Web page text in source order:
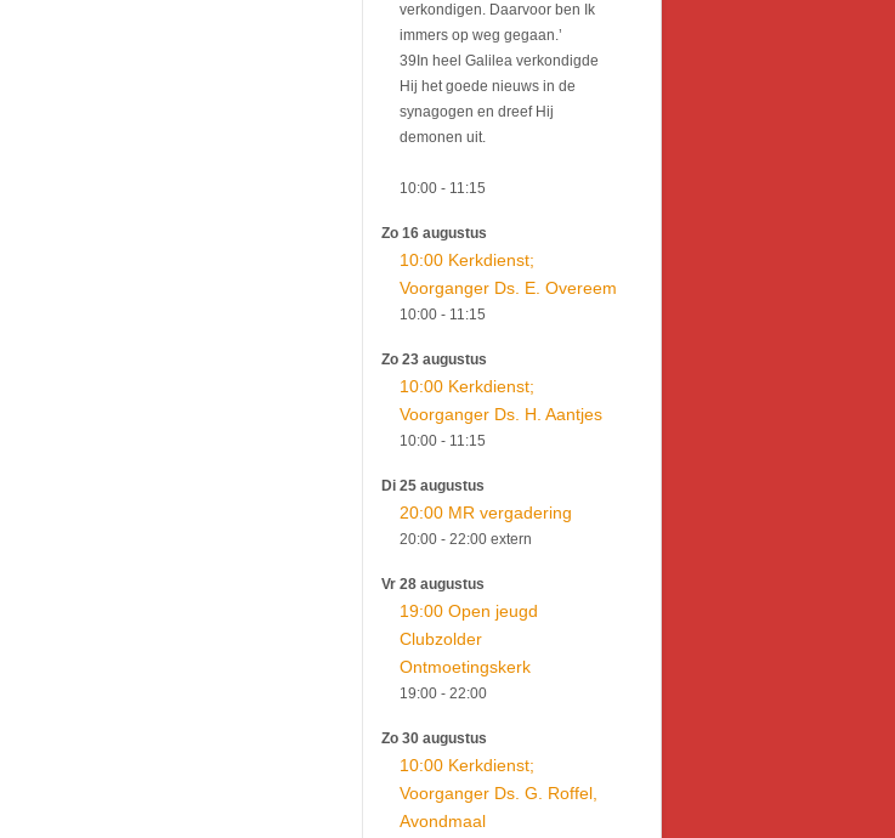
verkondigen. Daarvoor ben Ik
immers op weg gegaan.’
39In heel Galilea verkondigde
Hij het goede nieuws in de
synagogen en dreef Hij
demonen uit.
10:00 - 11:15
Zo 16 augustus
10:00 Kerkdienst;
Voorganger Ds. E. Overeem
10:00 - 11:15
Zo 23 augustus
10:00 Kerkdienst;
Voorganger Ds. H. Aantjes
10:00 - 11:15
Di 25 augustus
20:00 MR vergadering
20:00 - 22:00extern
Vr 28 augustus
19:00 Open jeugd
Clubzolder
Ontmoetingskerk
19:00 - 22:00
Zo 30 augustus
10:00 Kerkdienst;
Voorganger Ds. G. Roffel,
Avondmaal